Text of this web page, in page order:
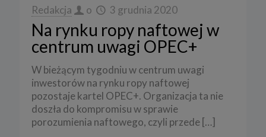
Redakcja o 3 grudnia 2020
Na rynku ropy naftowej w
centrum uwagi OPEC+
W bieżącym tygodniu w centrum uwagi
inwestorów na rynku ropy naftowej
pozostaje kartel OPEC+. Organizacja ta nie
doszła do kompromisu w sprawie
porozumienia naftowego, czyli przede[…]